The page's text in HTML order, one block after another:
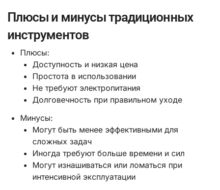
Плюсы и минусы традиционных
инструментов
Плюсы:
Доступность и низкая цена
Простота в использовании
Не требуют электропитания
Долговечность при правильном уходе
Минусы:
Могут быть менее эффективными для
сложных задач
Иногда требуют больше времени и сил
Могут изнашиваться или ломаться при
интенсивной эксплуатации